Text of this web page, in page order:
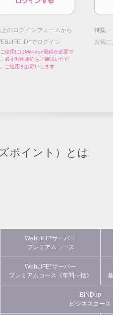
のログインフォームから
ID*でログイン
ご使用にはMyPage登録が必要で
必ず利用規約をご確認いただ
、ご使用をお願いします
特集
お気
ポイント）とは
WebLiFE*サーバー
プレミアムコース
WebLiFE*サーバー
プレミアムコース《年間一括》
BiNDup
ビジネスコース